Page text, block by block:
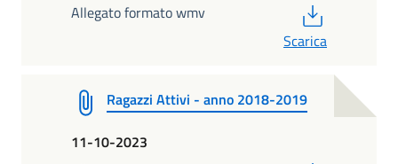
Allegato formato wmv
Scarica
Ragazzi Attivi - anno 2018-2019
11-10-2023